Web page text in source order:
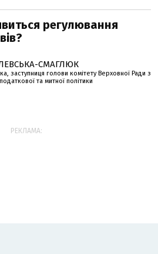
регулювання
СМАГЛЮК
заступниця голови комітету Верховної Ради з
та митної політики
РЕКЛАМА: